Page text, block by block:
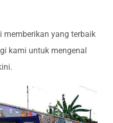
memberikan yang terbaik
kami untuk mengenal